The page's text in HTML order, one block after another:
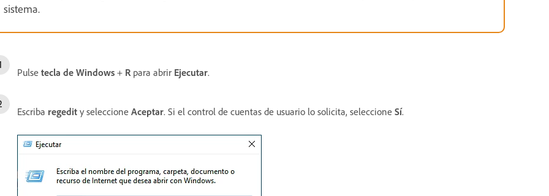
sistema.
Pulse tecla de Windows + Rpara abrir Ejecutar.
Escriba regedit y seleccione Aceptar. Si el control de cuentas de usuario lo solicita, seleccione Sí.